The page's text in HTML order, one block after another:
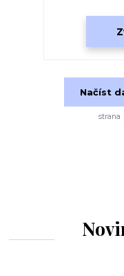
Načíst
strana